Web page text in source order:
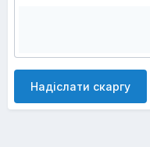
Надіслати скаргу